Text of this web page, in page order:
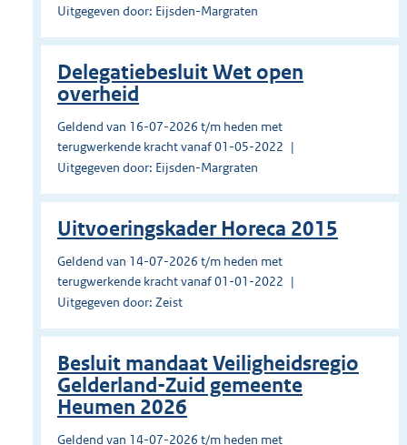
Uitgegeven door: Eijsden-Margraten
Delegatiebesluit Wet open
overheid
Geldend van 16-07-2026 t/m heden met
terugwerkende kracht vanaf 01-05-2022
Uitgegeven door: Eijsden-Margraten
Uitvoeringskader Horeca 2015
Geldend van 14-07-2026 t/m heden met
terugwerkende kracht vanaf 01-01-2022
Uitgegeven door: Zeist
Besluit mandaat Veiligheidsregio
Gelderland-Zuid gemeente
Heumen 2026
Geldend van 14-07-2026 t/m heden met